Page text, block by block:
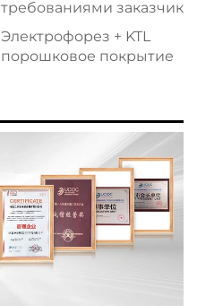
требованиями заказчика
Электрофорез + KTL
порошковое покрытие